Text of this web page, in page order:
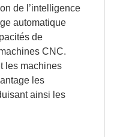
de l’intelligence
automatique
de
CNC.
les machines
les
ainsi les